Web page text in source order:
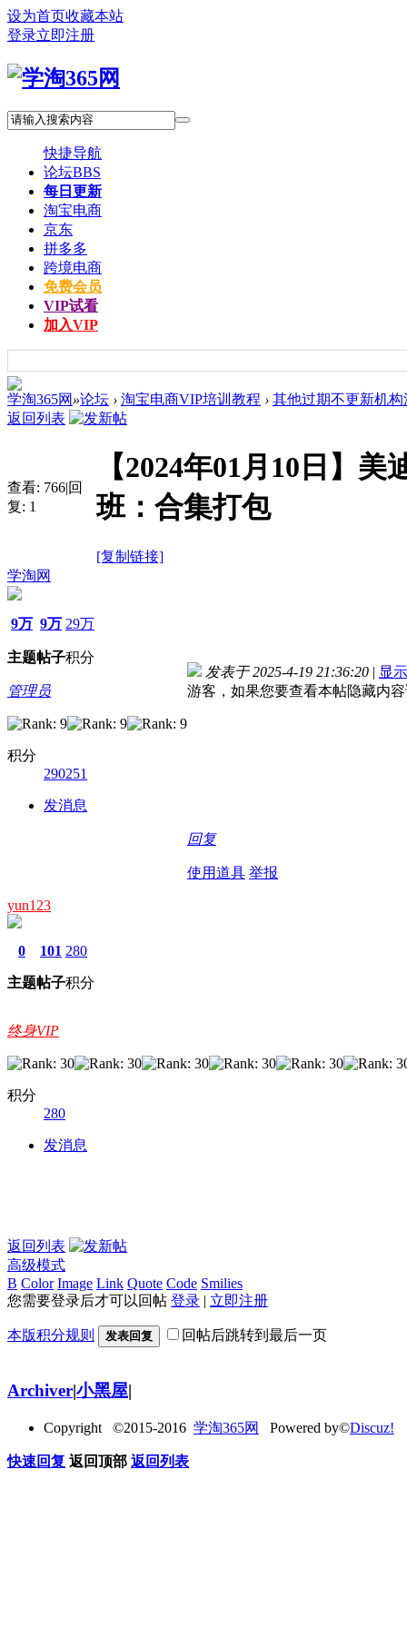
设为首页收藏本站
登录立即注册
快捷导航
论坛BBS
每日更新
淘宝电商
京东
拼多多
跨境电商
免费会员
VIP试看
加入VIP
学淘365网 »论坛 › 淘宝电商VIP培训教程 › 其他过期不更新机构
返回列表
查看: 766|回
复: 1
【2024年01月10日】
班：合集打包
[复制链接]
学淘网
9万
主题
9万
帖子
29万
积分
管理员
积分
290251
发消息
发表于 2025-4-19 21:36:20 | 显
游客，如果您要查看本帖隐藏内
回复
使用道具 举报
yun123
0
主题
101
帖子
280
积分
终身VIP
积分
280
发消息
返回列表
高级模式
B Color Image Link Quote Code Smilies
您需要登录后才可以回帖 登录 | 立即注册
本版积分规则 发表回复 回帖后跳转到最后一页
Archiver|小黑屋|
Copyright ©2015-2016 学淘365网 Powered by©Discuz!
快速回复 返回顶部 返回列表